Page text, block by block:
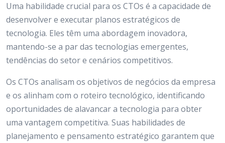
Uma habilidade crucial para os CTOs é a capacidade de
desenvolver e executar planos estratégicos de
tecnologia. Eles têm uma abordagem inovadora,
mantendo-se a par das tecnologias emergentes,
tendências do setor e cenários competitivos.
Os CTOs analisam os objetivos de negócios da empresa
e os alinham com o roteiro tecnológico, identificando
oportunidades de alavancar a tecnologia para obter
uma vantagem competitiva. Suas habilidades de
planejamento e pensamento estratégico garantem que